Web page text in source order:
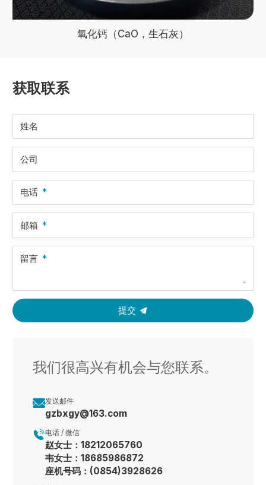
氧化钙（CaO，生石灰）
获取联系
姓名
公司
电话
邮箱
留言
提交
我们很高兴有机会与您联系。
发送邮件
gzbxgy@163.com
电话 / 微信
赵女士：18212065760
韦女士：18685986872
座机号码：(0854)3928626